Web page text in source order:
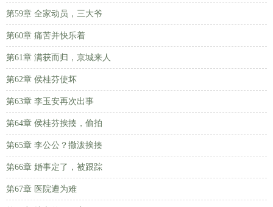
第59章 全家动员，三大爷
第60章 痛苦并快乐着
第61章 满获而归，京城来人
第62章 侯桂芬使坏
第63章 李玉安再次出事
第64章 侯桂芬挨揍，偷拍
第65章 李公公？撒泼挨揍
第66章 婚事定了，被跟踪
第67章 医院遭为难